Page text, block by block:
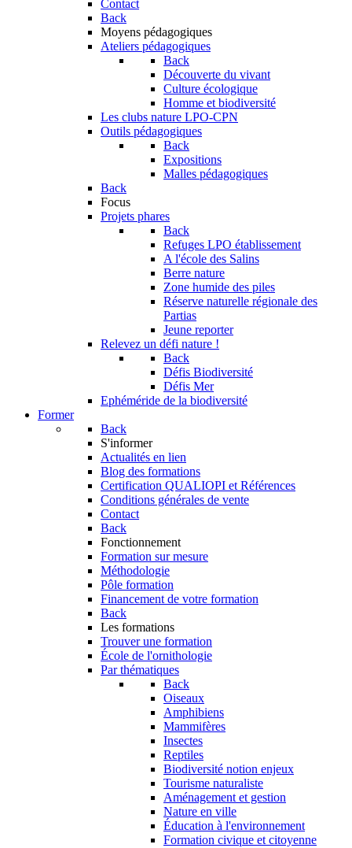
Contact
Back
Moyens pédagogiques
Ateliers pédagogiques
Back
Découverte du vivant
Culture écologique
Homme et biodiversité
Les clubs nature LPO-CPN
Outils pédagogiques
Back
Expositions
Malles pédagogiques
Back
Focus
Projets phares
Back
Refuges LPO établissement
A l'école des Salins
Berre nature
Zone humide des piles
Réserve naturelle régionale des
Partias
Jeune reporter
Relevez un défi nature !
Back
Défis Biodiversité
Défis Mer
Ephéméride de la biodiversité
Former
Back
S'informer
Actualités en lien
Blog des formations
Certification QUALIOPI et Références
Conditions générales de vente
Contact
Back
Fonctionnement
Formation sur mesure
Méthodologie
Pôle formation
Financement de votre formation
Back
Les formations
Trouver une formation
École de l'ornithologie
Par thématiques
Back
Oiseaux
Amphibiens
Mammifères
Insectes
Reptiles
Biodiversité notion enjeux
Tourisme naturaliste
Aménagement et gestion
Nature en ville
Éducation à l'environnement
Formation civique et citoyenne